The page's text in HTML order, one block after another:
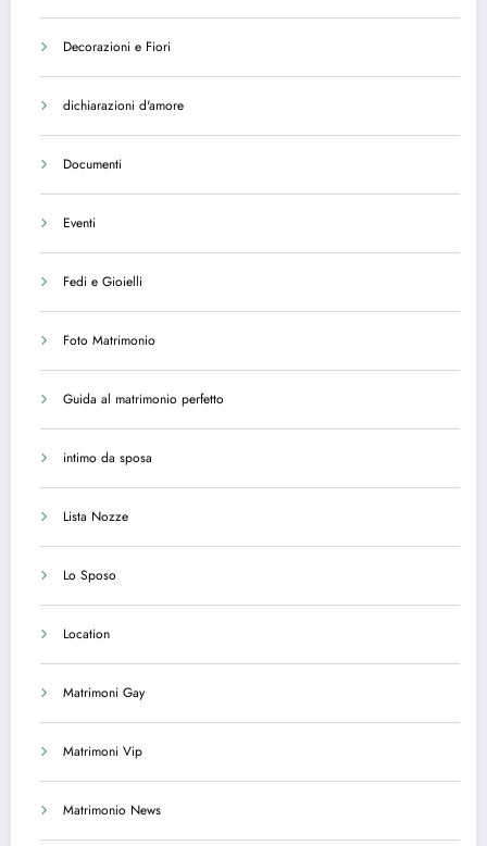
Decorazioni e Fiori
dichiarazioni d'amore
Documenti
Eventi
Fedi e Gioielli
Foto Matrimonio
Guida al matrimonio perfetto
intimo da sposa
Lista Nozze
Lo Sposo
Location
Matrimoni Gay
Matrimoni Vip
Matrimonio News